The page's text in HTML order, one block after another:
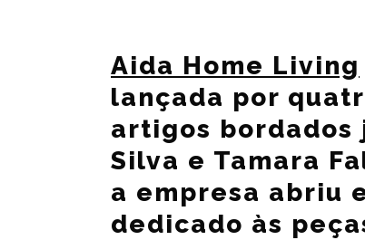
Aida Home Living
lançada por
artigos bordados
Silva e Tamara
a empresa abriu
dedicado às